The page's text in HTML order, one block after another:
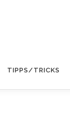
TIPPS/TRICKS